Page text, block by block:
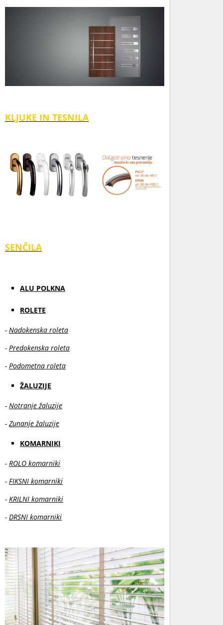
KLJUKE IN TESNILA
SENČILA
ALU POLKNA
ROLETE
- Nadokenska roleta
- Predokenska roleta
- Podometna roleta
ŽALUZIJE
- Notranje žaluzije
- Zunanje žaluzije
KOMARNIKI
- ROLO komarniki
- FIKSNI komarniki
- KRILNI komarniki
- DRSNI komarniki